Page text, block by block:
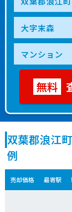
双葉郡浪江
例
売却価格 最寄駅